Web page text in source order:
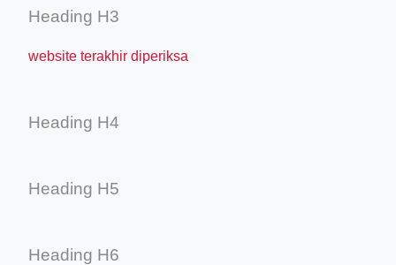
Heading H3
website terakhir diperiksa
Heading H4
Heading H5
Heading H6